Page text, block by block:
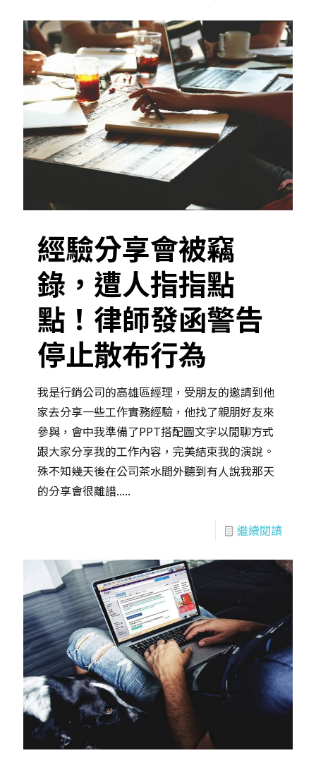
經驗分享會被竊
錄，遭人指指點
點！律師發函警告
停止散布行為
我是行銷公司的高雄區經理，受朋友的邀請到他
家去分享一些工作實務經驗，他找了親朋好友來
參與，會中我準備了PPT搭配圖文字以閒聊方式
跟大家分享我的工作內容，完美結束我的演說。
殊不知幾天後在公司茶水間外聽到有人說我那天
的分享會很離譜.....
繼續閱讀